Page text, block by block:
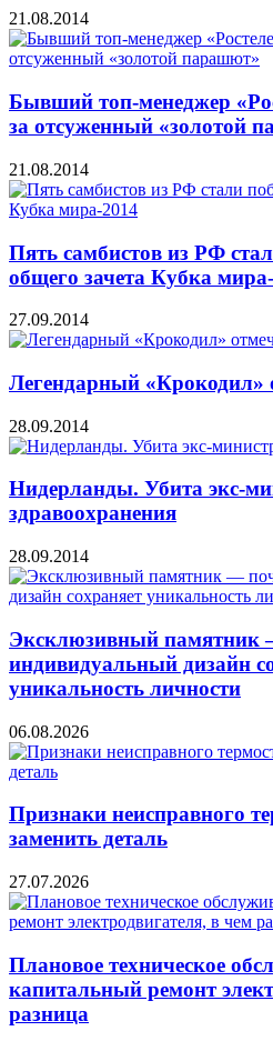
21.08.2014
Бывший топ-менеджер
за отсуженный «золотой
21.08.2014
Пять самбистов из РФ
общего зачета Кубка
27.09.2014
Легендарный «Крокодил»
28.09.2014
Нидерланды. Убита экс-
здравоохранения
28.09.2014
Эксклюзивный памятник
индивидуальный дизайн
уникальность личности
06.08.2026
Признаки неисправного
заменить деталь
27.07.2026
Плановое техническое
капитальный ремонт
разница